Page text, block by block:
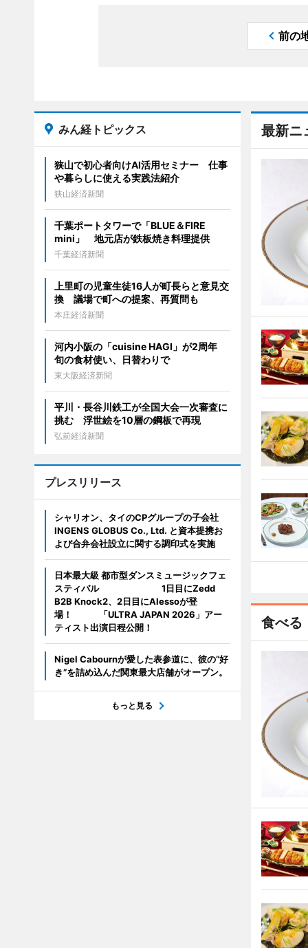
前の
最新ニ
食べる
みん経トピックス
狭山で初心者向けAI活用セミナー 仕事
や暮らしに使える実践法紹介
狭山経済新聞
千葉ポートタワーで「BLUE＆FIRE
mini」 地元店が鉄板焼き料理提供
千葉経済新聞
上里町の児童生徒16人が町長らと意見交
換 議場で町への提案、再質問も
本庄経済新聞
河内小阪の「cuisine HAGI」が2周年
旬の食材使い、日替わりで
東大阪経済新聞
平川・長谷川鉄工が全国大会一次審査に
挑む 浮世絵を10層の鋼板で再現
弘前経済新聞
プレスリリース
シャリオン、タイのCPグループの子会社
INGENS GLOBUS Co., Ltd. と資本提携お
よび合弁会社設立に関する調印式を実施
日本最大級 都市型ダンスミュージックフェ
スティバル 1日目にZedd
B2B Knock2、2日目にAlessoが登
場！ 「ULTRA JAPAN 2026」アー
ティスト出演日程公開！
Nigel Cabournが愛した表参道に、彼の“好
き”を詰め込んだ関東最大店舗がオープン。
もっと見る